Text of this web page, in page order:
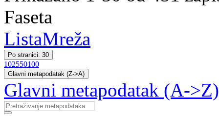
Faseta
ListaMreža
Po stranici: 30
102550100
Glavni metapodatak (Z->A)
Glavni metapodatak (A->Z)